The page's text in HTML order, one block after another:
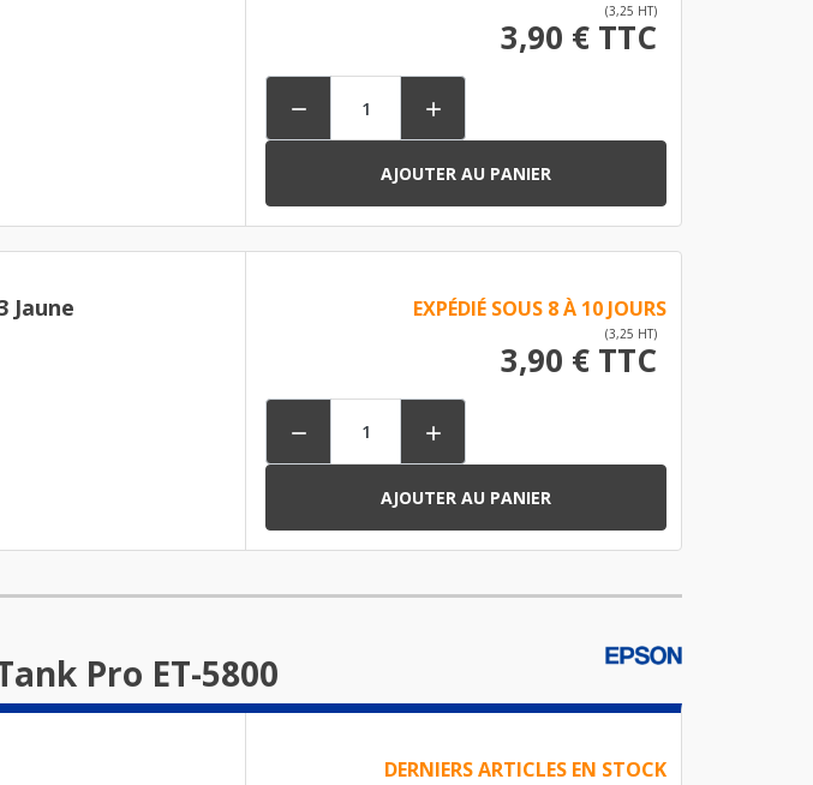
(3,25 HT)
3,90 € TTC
 
AJOUTER AU PANIER
Cartouche d'encre compatible Epson 103 Jaune EXPÉDIÉ SOUS 8 À 10 JOURS
(3,25 HT)
3,90 € TTC
 
AJOUTER AU PANIER
Pro ET-5800
DERNIERS ARTICLES EN STOCK